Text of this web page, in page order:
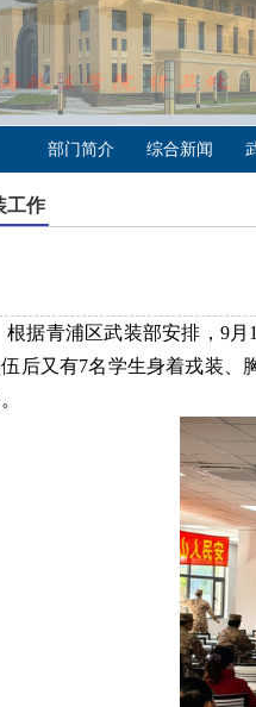
部门简介 综合新闻
工作
根据青浦区武装部安排，9
后又有7名学生身着戎装、